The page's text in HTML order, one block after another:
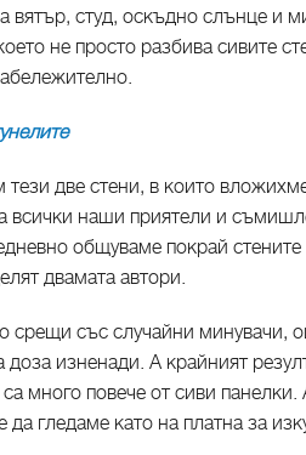
студ, оскъдно слънце и
не просто разбива сивите
две стени, в които
наши приятели и
общуваме покрай
двамата автори.
срещи със случайни минувачи,
доза изненади. А крайният
много повече от сиви панелки.
гледаме като на платна за